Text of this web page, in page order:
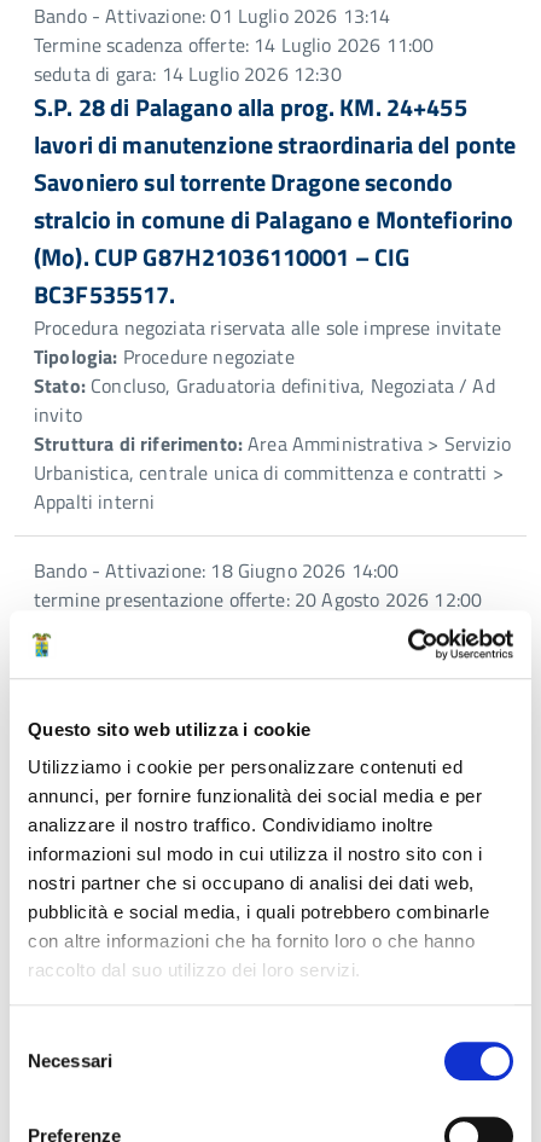
Questo sito web utilizza i cookie
Utilizziamo i cookie per personalizzare contenuti ed
annunci, per fornire funzionalità dei social media e per
analizzare il nostro traffico. Condividiamo inoltre
informazioni sul modo in cui utilizza il nostro sito con i
nostri partner che si occupano di analisi dei dati web,
pubblicità e social media, i quali potrebbero combinarle
con altre informazioni che ha fornito loro o che hanno
raccolto dal suo utilizzo dei loro servizi.
delNecessari
Preferenze
Bando - Attivazione: 01 Luglio 2026 13:14
Termine scadenza offerte: 14 Luglio 2026 11:00
seduta di gara: 14 Luglio 2026 12:30
S.P. 28 di Palagano alla prog. KM. 24+455
lavori di manutenzione straordinaria del ponte
Savoniero sul torrente Dragone secondo
stralcio in comune di Palagano e Montefiorino
(Mo). CUP G87H21036110001 – CIG
BC3F535517.
Procedura negoziata riservata alle sole imprese invitate
Tipologia: Procedure negoziate
Stato:Concluso, Graduatoria definitiva, Negoziata / Ad
invito
Struttura di riferimento:Area Amministrativa > Servizio
Urbanistica, centrale unica di committenza e contratti >
Appalti interni
Bando - Attivazione: 18 Giugno 2026 14:00
termine presentazione offerte: 20 Agosto 2026 12:00
data seduta di gara: 21 Agosto 2026 10:30
Affidamento della concessione del servizio di
altri generi alimentari mediante installazione e
gestione di distributori automatici ubicati
presso la sede ITCG A. Baggi
Tipologia:Gara di appalto / Gara per la concessione
Stato:Aperta, Attiva
Struttura di riferimento: Area Amministrativa > Servizio
Urbanistica, centrale unica di committenza e contratti >
CUC e convenzioni
termine presentazione offerte: 20 Agosto 2026 12:00
Affidamento della concessione del servizio di